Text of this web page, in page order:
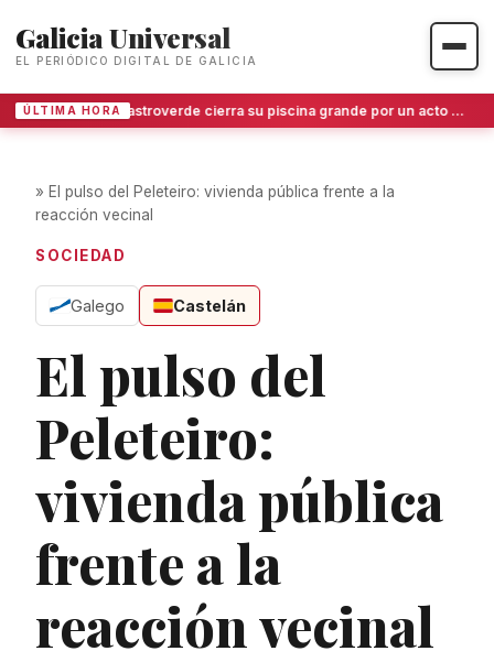
Galicia Universal
EL PERIÓDICO DIGITAL DE GALICIA
ÚLTIMA HORA Castroverde cierra su piscina grande por un acto de vandalismo que obliga a un costoso protocolo sanitario
» El pulso del Peleteiro: vivienda pública frente a la
reacción vecinal
SOCIEDAD
Galego Castelán
El pulso del
Peleteiro:
vivienda pública
frente a la
reacción vecinal